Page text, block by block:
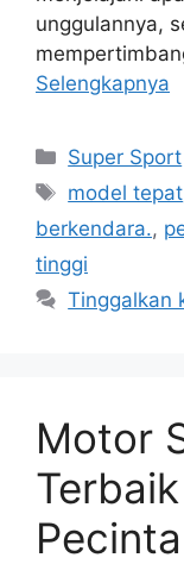
unggulannya,
Selengkapnya
Kategori
Super Sport
Tag
model tepat
berkendara.,
tinggi
Tinggalkan
Motor